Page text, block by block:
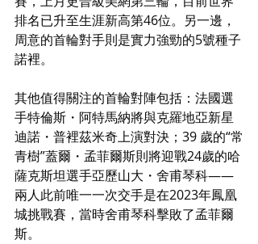
排名已升至生涯新高第46位。另一邊，
周意的首輪對手則是實力強勁的5號種子
諾裡。
其他值得關注的首輪對陣包括：法國選
手特倫斯・阿特馬納將與克羅地亞新星
迪諾・普裡茲米奇上演對決；39 歲的“常
青樹”蓋爾・孟菲爾斯則將迎戰24歲的哈
薩克斯坦選手亞歷山大・舍甫琴科——
兩人此前唯一一次交手是在2023年鳳凰
城挑戰賽，當時舍甫琴科擊敗了孟菲爾
斯。